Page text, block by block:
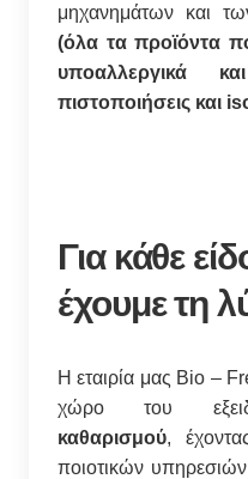
μηχανημάτων και
(όλα τα προϊόντα
υποαλλεργικά
πιστοποιήσεις και
Για κάθε
έχουμε τη
Η εταιρία μας Bio –
χώρο του
καθαρισμού,
ποιοτικών